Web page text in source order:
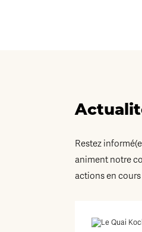
Restez
animent notre
actions en cours